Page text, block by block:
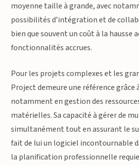
moyenne taille à grande, avec
possibilités d’intégration et de
bien que souvent un coût à la hausse
fonctionnalités accrues.
Pour les projets complexes et les
Project demeure une référence grâce
notamment en gestion des
matérielles. Sa capacité à gérer de
simultanément tout en assurant le
fait de lui un logiciel incontournable
la planification professionnelle